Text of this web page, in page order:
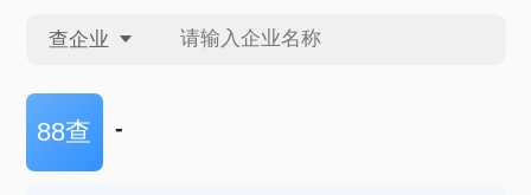
查企业
查企业
88查 -